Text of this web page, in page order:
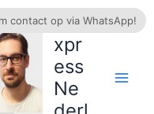
AliE
xpr
ess
Ne
contact op via WhatsApp!